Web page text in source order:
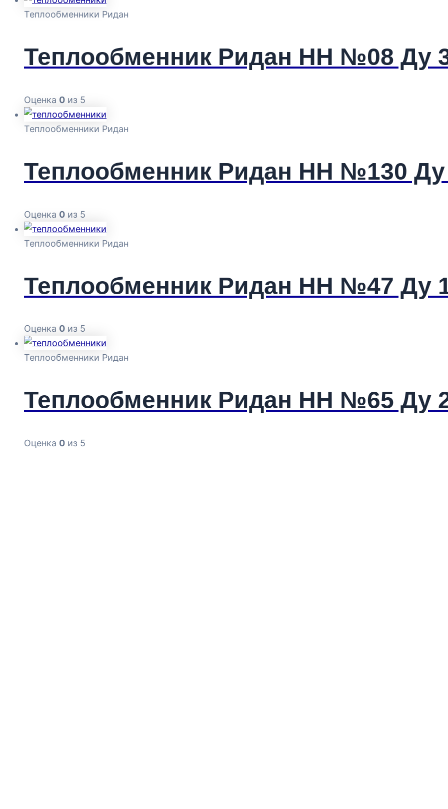
Теплообменники Ридан
Теплообменник Ридан НН №08 Ду
Оценка 0 из 5
Теплообменники Ридан
Теплообменник Ридан HH №130 Ду
Оценка 0 из 5
Теплообменники Ридан
Теплообменник Ридан HH №47 Ду
Оценка 0 из 5
Теплообменники Ридан
Теплообменник Ридан HH №65 Ду
Оценка 0 из 5